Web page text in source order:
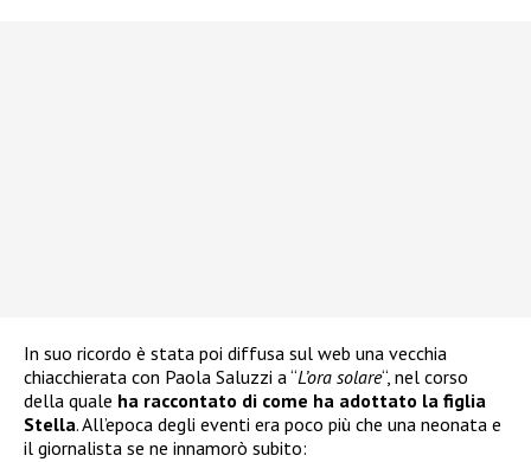
In suo ricordo è stata poi diffusa sul web una vecchia
chiacchierata con Paola Saluzzi a “L’ora solare“, nel corso
della quale ha raccontato di come ha adottato la figlia
Stella. All’epoca degli eventi era poco più che una neonata e
il giornalista se ne innamorò subito: